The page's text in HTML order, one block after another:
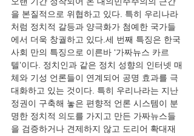
을 본질적으로 위협하고 있다. 특히 우리나라
처럼 정치적 갈등과 양극화가 첨예한 국가들
에서 더욱 창궐하고 있다.세 번째 특징은 한국
사회 만의 특징으로 이른바 ‘가짜뉴스 카르
텔’이다. 정치인과 같은 정치 성향의 인터넷 매
체와 기성 언론들이 연계되어 공명 효과를 극
대화하고 있는 것이다. 특히 우리나라는 지난
정권이 구축해 놓은 편향적 언론 시스템이 분
명한 정치적 의도를 가지고 만든 가짜뉴스들
을 검증하거나 견제하지 않고 도리어 확대재